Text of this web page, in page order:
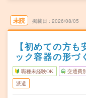
未読 掲載日 2026/08/05
【初めての方
ック容器の形づ
職種未経験OK 交通費
派遣